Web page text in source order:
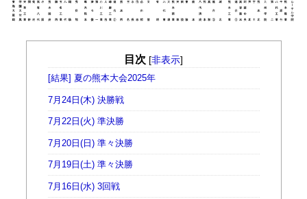
目次 [非表示]
[結果] 夏の熊本大会2025年
7月24日(木) 決勝戦
7月22日(火) 準決勝
7月20日(日) 準々決勝
7月19日(土) 準々決勝
7月16日(水) 3回戦